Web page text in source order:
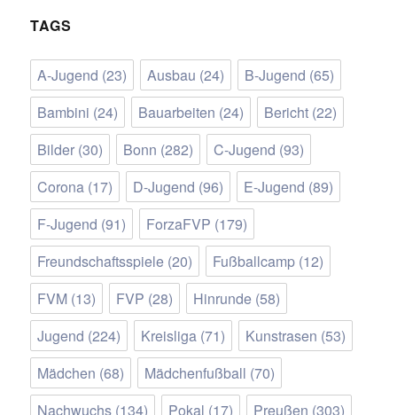
TAGS
A-Jugend (23) Ausbau (24) B-Jugend (65)
Bambini (24) Bauarbeiten (24) Bericht (22)
Bilder (30) Bonn (282) C-Jugend (93)
Corona (17) D-Jugend (96) E-Jugend (89)
F-Jugend (91) ForzaFVP (179)
Freundschaftsspiele (20) Fußballcamp (12)
FVM (13) FVP (28) Hinrunde (58)
Jugend (224) Kreisliga (71) Kunstrasen (53)
Mädchen (68) Mädchenfußball (70)
Nachwuchs (134) Pokal (17) Preußen (303)